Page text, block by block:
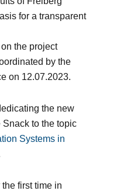
for a transparent
the project
by the
on 12.07.2023.
the new
to the topic
Systems in
first time in